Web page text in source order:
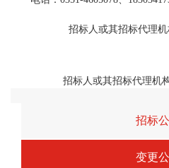
招标人或其招标代理
招标人或其招标代理机
招标
变更